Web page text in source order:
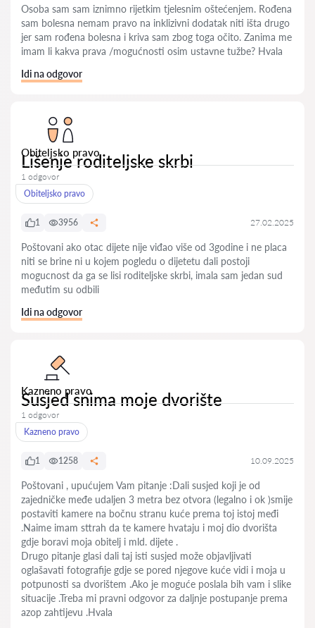
Osoba sam sam iznimno rijetkim tjelesnim oštećenjem. Rođena
sam bolesna nemam pravo na inklizivni dodatak niti išta drugo
jer sam rođena bolesna i kriva sam zbog toga očito. Zanima me
imam li kakva prava /mogućnosti osim ustavne tužbe? Hvala
Idi na odgovor
Obiteljsko pravo
Lišenje roditeljske skrbi
1 odgovor
Obiteljsko pravo
1 3956 27.02.2025
Poštovani ako otac dijete nije viđao više od 3godine i ne placa
niti se brine ni u kojem pogledu o dijetetu dali postoji
mogucnost da ga se lisi roditeljske skrbi, imala sam jedan sud
međutim su odbili
Idi na odgovor
Kazneno pravo
Susjed snima moje dvorište
1 odgovor
Kazneno pravo
1 1258 10.09.2025
Poštovani , upućujem Vam pitanje :Dali susjed koji je od
zajedničke međe udaljen 3 metra bez otvora (legalno i ok )smije
postaviti kamere na bočnu stranu kuće prema toj istoj međi
.Naime imam sttrah da te kamere hvataju i moj dio dvorišta
gdje boravi moja obitelj i mld. dijete .
Drugo pitanje glasi dali taj isti susjed može objavljivati
oglašavati fotografije gdje se pored njegove kuće vidi i moja u
potpunosti sa dvorištem .Ako je moguće poslala bih vam i slike
situacije .Treba mi pravni odgovor za daljnje postupanje prema
azop zahtijevu .Hvala